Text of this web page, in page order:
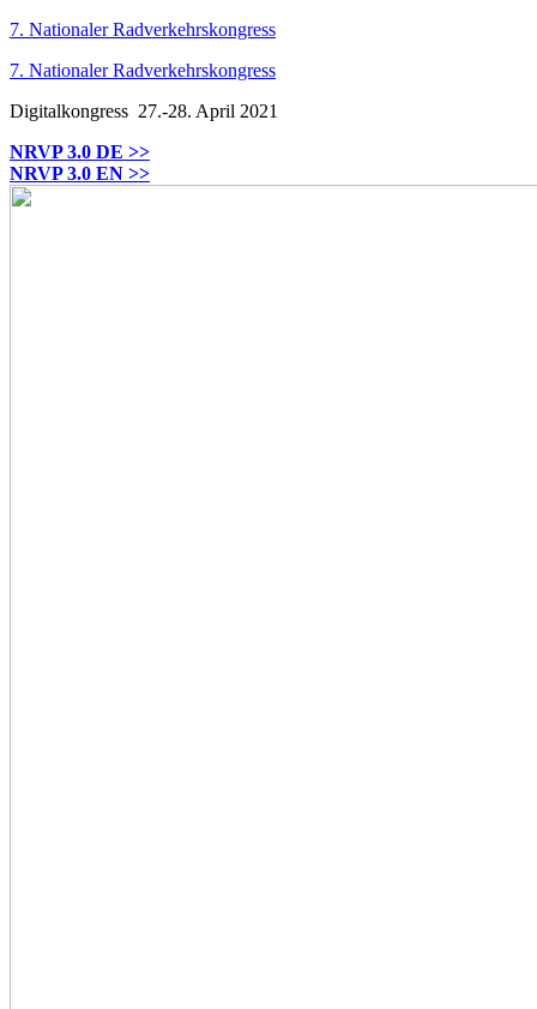
7. Nationaler Radverkehrskongress
7. Nationaler Radverkehrskongress
Digitalkongress 27.-28. April 2021
NRVP 3.0 DE >>
NRVP 3.0 EN >>